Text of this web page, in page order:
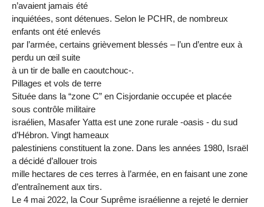
n’avaient jamais été
inquiétées, sont détenues. Selon le PCHR, de nombreux
enfants ont été enlevés
par l’armée, certains grièvement blessés – l’un d’entre eux à
perdu un œil suite
à un tir de balle en caoutchouc-.
Pillages et vols de terre
Située dans la “zone C” en Cisjordanie occupée et placée
sous contrôle militaire
israélien, Masafer Yatta est une zone rurale -oasis - du sud
d’Hébron. Vingt hameaux
palestiniens constituent la zone. Dans les années 1980, Israël
a décidé d’allouer trois
mille hectares de ces terres à l’armée, en en faisant une zone
d’entraînement aux tirs.
Le 4 mai 2022, la Cour Suprême israélienne a rejeté le dernier